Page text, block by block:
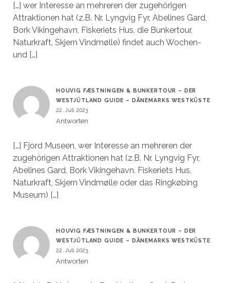
[…] wer Interesse an mehreren der zugehörigen
Attraktionen hat (z.B. Nr. Lyngvig Fyr, Abelines Gard,
Bork Vikingehavn, Fiskeriets Hus, die Bunkertour,
Naturkraft, Skjern Vindmølle) findet auch Wochen-
und […]
HOUVIG FÆSTNINGEN & BUNKERTOUR – DER
WESTJÜTLAND GUIDE – DÄNEMARKS WESTKÜSTE
22. Juli 2023
Antworten
[…] Fjord Museen, wer Interesse an mehreren der
zugehörigen Attraktionen hat (z.B. Nr. Lyngvig Fyr,
Abelines Gard, Bork Vikingehavn, Fiskeriets Hus,
Naturkraft, Skjern Vindmølle oder das Ringkøbing
Museum) […]
HOUVIG FÆSTNINGEN & BUNKERTOUR – DER
WESTJÜTLAND GUIDE – DÄNEMARKS WESTKÜSTE
22. Juli 2023
Antworten